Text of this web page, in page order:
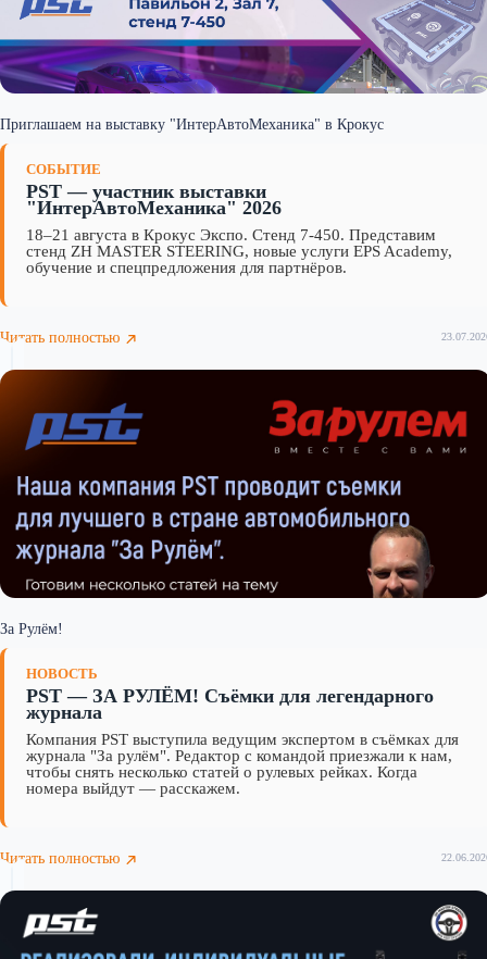
Приглашаем на выставку "ИнтерАвтоМеханика" в Крокус
СОБЫТИЕ
PST — участник выставки
"ИнтерАвтоМеханика" 2026
18–21 августа в Крокус Экспо. Стенд 7-450. Представим
стенд ZH MASTER STEERING, новые услуги EPS Academy,
обучение и спецпредложения для партнёров.
Читать полностью
За Рулём!
НОВОСТЬ
PST — ЗА РУЛЁМ! Съёмки для легендарного
журнала
Компания PST выступила ведущим экспертом в съёмках для
журнала "За рулём". Редактор с командой приезжали к нам,
чтобы снять несколько статей о рулевых рейках. Когда
номера выйдут — расскажем.
Читать полностью